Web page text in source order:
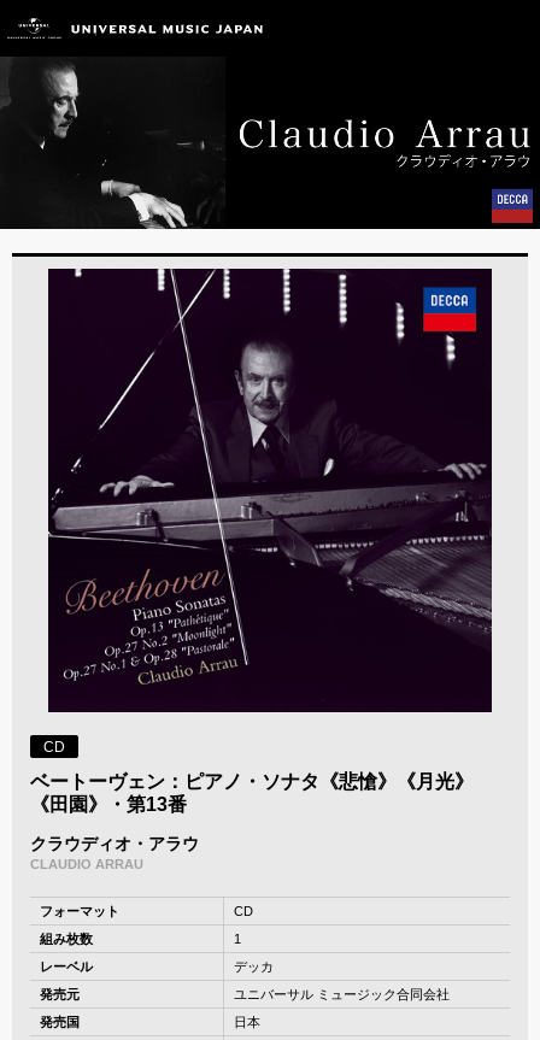
CD
ベートーヴェン：ピアノ・ソナタ《悲愴》《月光》
《田園》・第13番
クラウディオ・アラウ
CLAUDIO ARRAU
フォーマット
CD
組み枚数
1
レーベル
デッカ
発売元
ユニバーサル ミュージック合同会社
発売国
日本